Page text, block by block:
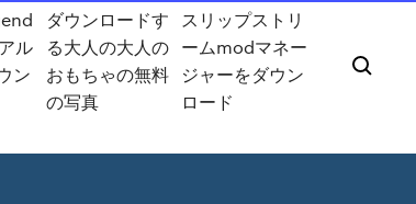
ル
ン
ダウンロードす
る大人の大人の
おもちゃの無料
の写真
スリップストリ
ームmodマネー
ジャーをダウン
ロード